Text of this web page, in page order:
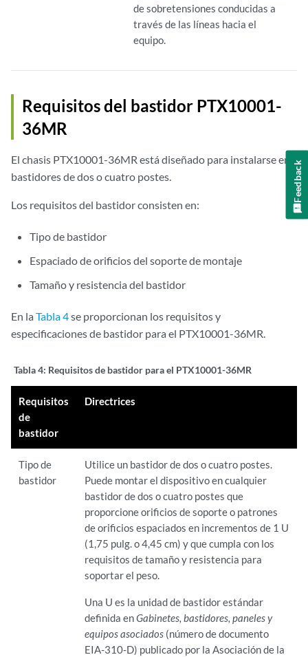
de sobretensiones conducidas a
través de las líneas hacia el
equipo.
Requisitos del bastidor PTX10001-
36MR
El chasis PTX10001-36MR está diseñado para instalarse en
bastidores de dos o cuatro postes.
Los requisitos del bastidor consisten en:
Tipo de bastidor
Espaciado de orificios del soporte de montaje
Tamaño y resistencia del bastidor
En la Tabla 4se proporcionan los requisitos y
especificaciones de bastidor para el PTX10001-36MR.
Tabla 4: Requisitos de bastidor para el PTX10001-36MR
Requisitos
de
bastidor
Directrices
Tipo de
bastidor
Utilice un bastidor de dos o cuatro postes.
Puede montar el dispositivo en cualquier
bastidor de dos o cuatro postes que
proporcione orificios de soporte o patrones
de orificios espaciados en incrementos de 1 U
(1,75 pulg. o 4,45 cm) y que cumpla con los
requisitos de tamaño y resistencia para
soportar el peso.
Una U es la unidad de bastidor estándar
definida enGabinetes, bastidores, paneles y
equipos asociados (número de documento
EIA-310-D) publicado por la Asociación de la
Feedback